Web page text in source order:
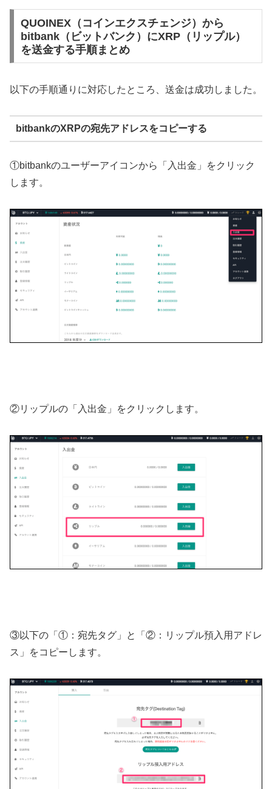
QUOINEX（コインエクスチェンジ）から
bitbank（ビットバンク）にXRP（リップル）
を送金する手順まとめ
以下の手順通りに対応したところ、送金は成功しました。
bitbankのXRPの宛先アドレスをコピーする
①bitbankのユーザーアイコンから「入出金」をクリック
します。
②リップルの「入出金」をクリックします。
③以下の「①：宛先タグ」と「②：リップル預入用アドレ
ス」をコピーします。